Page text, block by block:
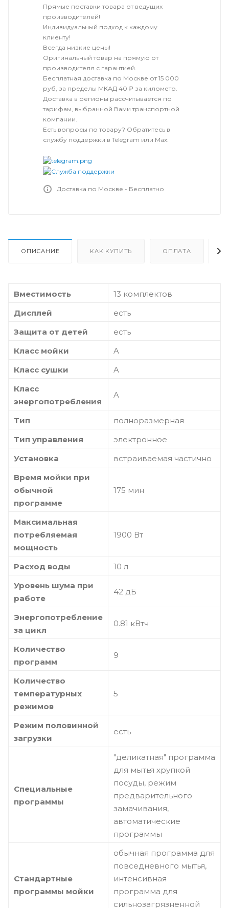
Прямые поставки товара от ведущих
производителей!
Индивидуальный подход к каждому
клиенту!
Всегда низкие цены!
Оригинальный товар на прямую от
производителя с гарантией.
Бесплатная доставка по Москве от 15 000
руб, за пределы МКАД 40 ₽ за километр.
Доставка в регионы рассчитывается по
тарифам, выбранной Вами транспортной
компании.
Есть вопросы по товару? Обратитесь в
службу поддержки в Telegram или Max.
Доставка по Москве - Бесплатно
ОПИСАНИЕ КАК КУПИТЬ ОПЛАТА
Вместимость
13 комплектов
Дисплей
есть
Защита от детей
есть
Класс мойки
A
Класс сушки
A
Класс
энергопотребления
A
Тип
полноразмерная
Тип управления
электронное
Установка
встраиваемая частично
Время мойки при
обычной
программе
175 мин
Максимальная
потребляемая
мощность
1900 Вт
Расход воды
10 л
Уровень шума при
работе
42 дБ
Энергопотребление
за цикл
0.81 кВтч
Количество
программ
9
Количество
температурных
режимов
5
Режим половинной
загрузки
есть
Специальные
программы
"деликатная" программа
для мытья хрупкой
посуды, режим
предварительного
замачивания,
автоматические
программы
Стандартные
программы мойки
обычная программа для
повседневного мытья,
интенсивная
программа для
сильнозагрязненной